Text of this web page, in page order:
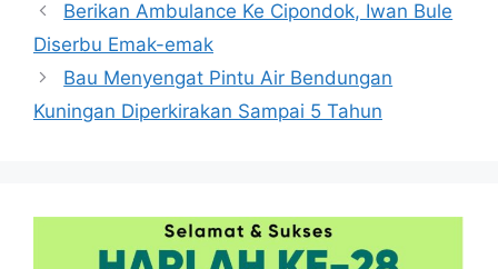
Berikan Ambulance Ke Cipondok, Iwan Bule
Diserbu Emak-emak
Bau Menyengat Pintu Air Bendungan
Kuningan Diperkirakan Sampai 5 Tahun